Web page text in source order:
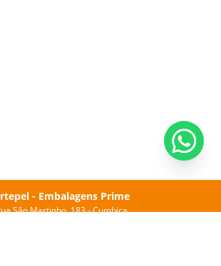
- Embalagens Prime
São Martinho, 183 - Cumbica